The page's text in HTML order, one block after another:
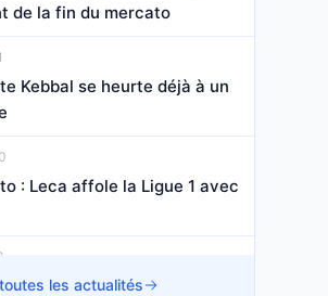
de la fin du mercato
Kebbal se heurte déjà à un
: Leca affole la Ligue 1 avec
: à peine arrivé, Titraoui
les actualités